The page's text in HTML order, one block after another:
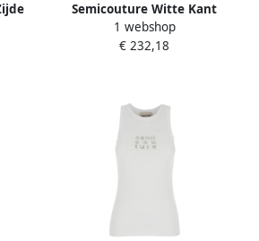
Semicouture Witte Kant
Geborduurde Klassieke
Kraag Shirt White Dames
1 webshop
€ 232,18